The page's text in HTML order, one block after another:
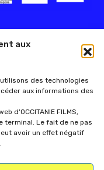
aux
des technologies
aux informations des
d'OCCITANIE FILMS,
terminal. Le fait de ne pas
avoir un effet négatif